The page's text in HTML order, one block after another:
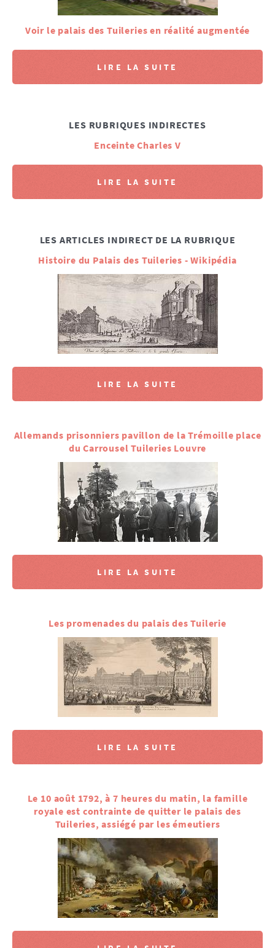
Voir le palais des Tuileries en réalité augmentée
LIRE LA SUITE
LES RUBRIQUES INDIRECTES
Enceinte Charles V
LIRE LA SUITE
LES ARTICLES INDIRECT DE LA RUBRIQUE
Histoire du Palais des Tuileries - Wikipédia
LIRE LA SUITE
Allemands prisonniers pavillon de la Trémoille place
du Carrousel Tuileries Louvre
LIRE LA SUITE
Les promenades du palais des Tuilerie
LIRE LA SUITE
Le 10 août 1792, à 7 heures du matin, la famille
royale est contrainte de quitter le palais des
Tuileries, assiégé par les émeutiers